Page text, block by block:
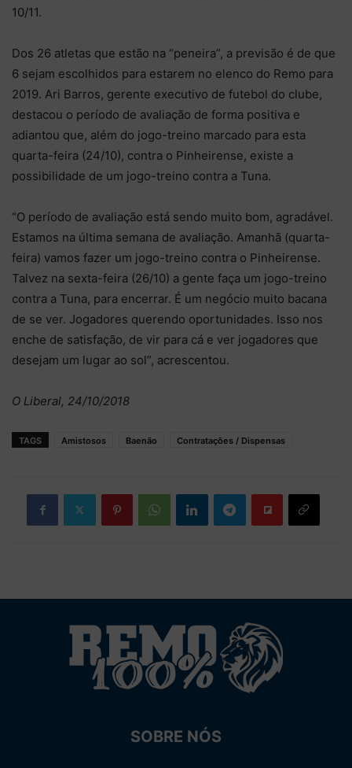
10/11.
Dos 26 atletas que estão na “peneira”, a previsão é de que
6 sejam escolhidos para estarem no elenco do Remo para
2019. Ari Barros, gerente executivo de futebol do clube,
destacou o período de avaliação de forma positiva e
adiantou que, além do jogo-treino marcado para esta
quarta-feira (24/10), contra o Pinheirense, existe a
possibilidade de um jogo-treino contra a Tuna.
“O período de avaliação está sendo muito bom, agradável.
Estamos na última semana de avaliação. Amanhã (quarta-
feira) vamos fazer um jogo-treino contra o Pinheirense.
Talvez na sexta-feira (26/10) a gente faça um jogo-treino
contra a Tuna, para encerrar. É um negócio muito bacana
de se ver. Jogadores querendo oportunidades. Isso nos
enche de satisfação, de vir para cá e ver jogadores que
desejam um lugar ao sol”, acrescentou.
O Liberal, 24/10/2018
TAGS Amistosos Baenão Contratações / Dispensas
SOBRE NÓS